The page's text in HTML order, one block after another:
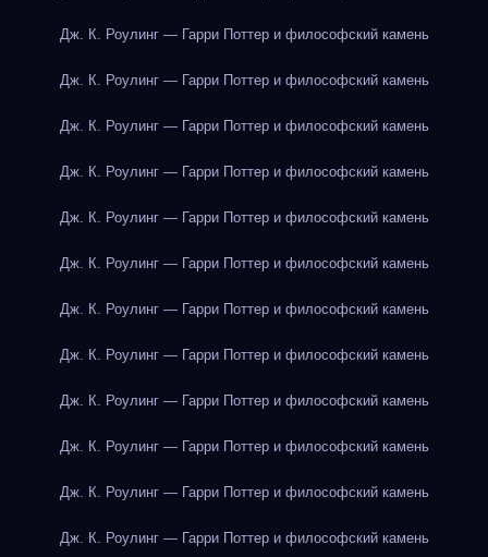
Дж. К. Роулинг — Гарри Поттер и философский камень
Дж. К. Роулинг — Гарри Поттер и философский камень
Дж. К. Роулинг — Гарри Поттер и философский камень
Дж. К. Роулинг — Гарри Поттер и философский камень
Дж. К. Роулинг — Гарри Поттер и философский камень
Дж. К. Роулинг — Гарри Поттер и философский камень
Дж. К. Роулинг — Гарри Поттер и философский камень
Дж. К. Роулинг — Гарри Поттер и философский камень
Дж. К. Роулинг — Гарри Поттер и философский камень
Дж. К. Роулинг — Гарри Поттер и философский камень
Дж. К. Роулинг — Гарри Поттер и философский камень
Дж. К. Роулинг — Гарри Поттер и философский камень